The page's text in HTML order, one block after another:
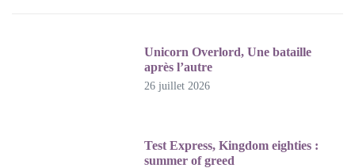
Unicorn Overlord, Une bataille
après l’autre
26 juillet 2026
Test Express, Kingdom eighties :
summer of greed